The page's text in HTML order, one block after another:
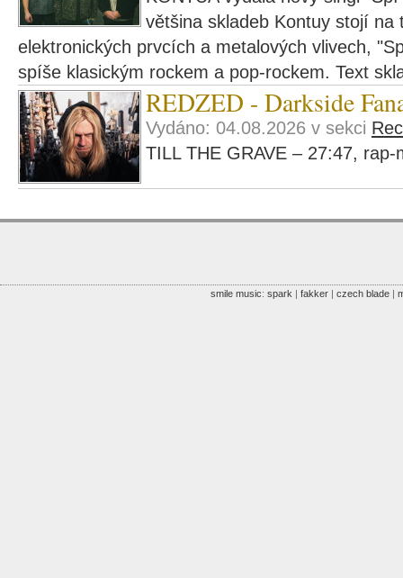
většina skladeb Kontuy stojí na
elektronických prvcích a metalových vlivech,
spíše klasickým rockem a pop-rockem. Text
REDZED - Darkside
Vydáno: 04.08.2026 v sekci
TILL THE GRAVE – 27:47,
smile music:spark |fakker |czech blade |